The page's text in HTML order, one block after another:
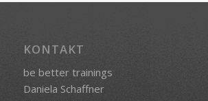
KONTAKT
be better trainings
Daniela Schaffner